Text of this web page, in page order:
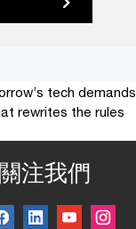
tech demands
rewrites the rules
關注我們